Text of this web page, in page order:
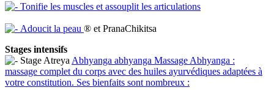
Tonifie les muscles et assouplit les articulations
Adoucit la peau ® et PranaChikitsa
Stages intensifs
Stage Atreya Abhyanga abhyanga Massage Abhyanga :
massage complet du corps avec des huiles ayurvédiques adaptées à
votre constitution. Ses bienfaits sont nombreux :